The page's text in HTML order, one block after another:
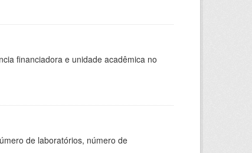
financiadora e unidade acadêmica no
de laboratórios, número de